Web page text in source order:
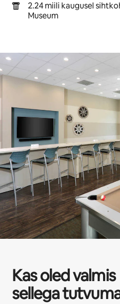
2.24 miili kaugusel
Museum
Kas oled valmis
sellega